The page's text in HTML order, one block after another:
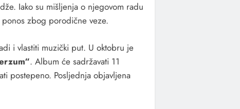
Iako su mišljenja o njegovom radu
zbog porodične veze.
i vlastiti muzički put. U oktobru je
. Album će sadržavati 11
postepeno. Posljednja objavljena